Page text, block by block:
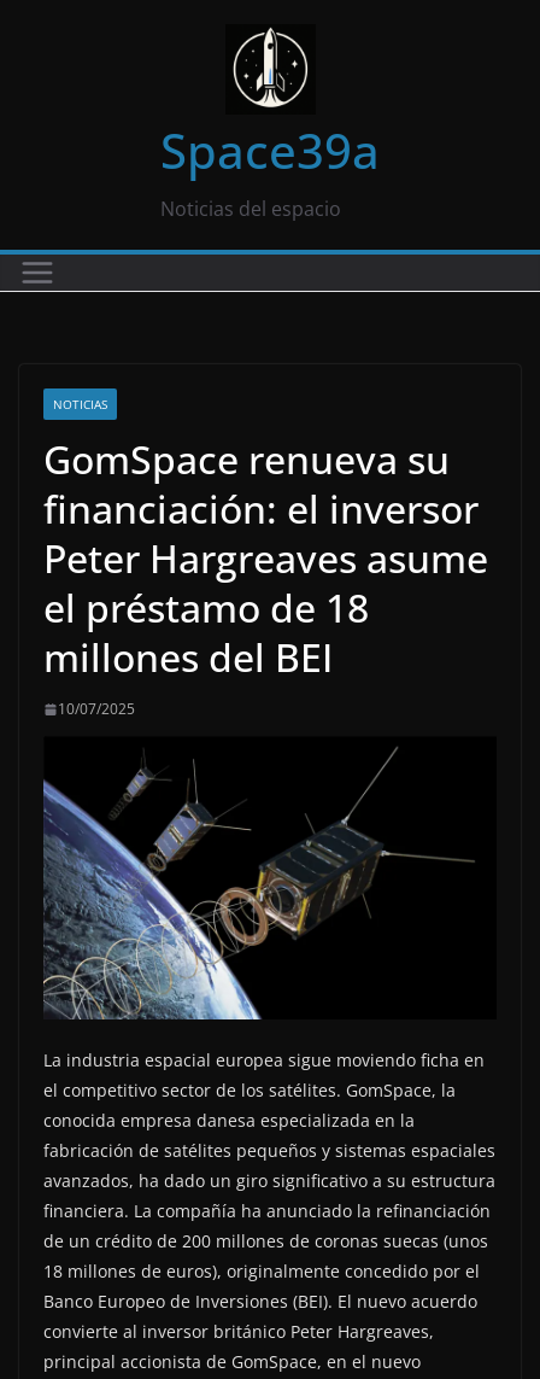
Space39a
Noticias del espacio
NOTICIAS
GomSpace renueva su
financiación: el inversor
Peter Hargreaves asume
el préstamo de 18
millones del BEI
10/07/2025
La industria espacial europea sigue moviendo ficha en
el competitivo sector de los satélites. GomSpace, la
conocida empresa danesa especializada en la
fabricación de satélites pequeños y sistemas espaciales
avanzados, ha dado un giro significativo a su estructura
financiera. La compañía ha anunciado la refinanciación
de un crédito de 200 millones de coronas suecas (unos
18 millones de euros), originalmente concedido por el
Banco Europeo de Inversiones (BEI). El nuevo acuerdo
convierte al inversor británico Peter Hargreaves,
principal accionista de GomSpace, en el nuevo